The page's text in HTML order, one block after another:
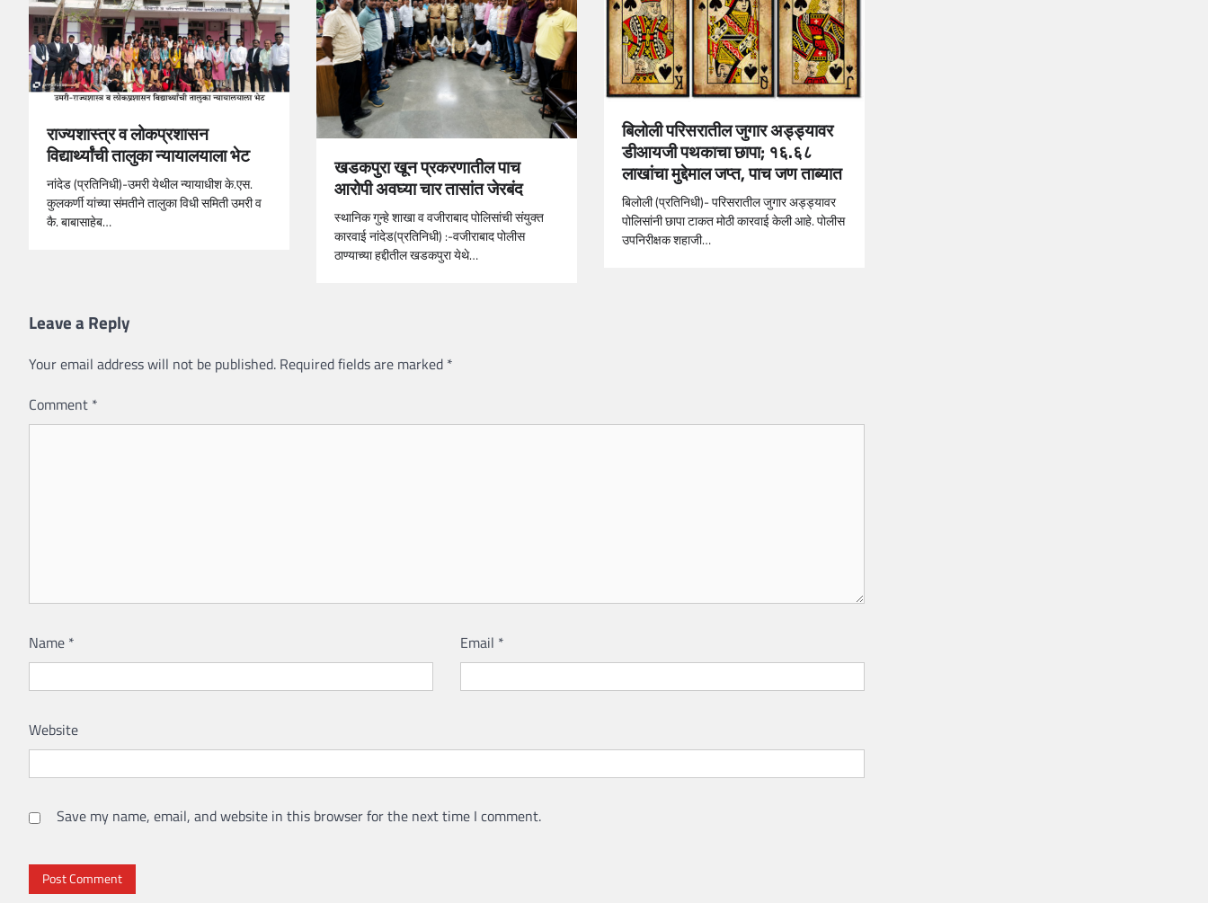
राज्यशास्त्र व लोकप्रशासन
विद्यार्थ्यांची तालुका न्यायालयाला भेट
नांदेड (प्रतिनिधी)-उमरी येथील न्यायाधीश के.एस.
कुलकर्णी यांच्या संमतीने तालुका विधी समिती उमरी व
कै. बाबासाहेब…
खडकपुरा खून प्रकरणातील पाच
आरोपी अवघ्या चार तासांत जेरबंद
स्थानिक गुन्हे शाखा व वजीराबाद पोलिसांची संयुक्त
कारवाई नांदेड(प्रतिनिधी) :-वजीराबाद पोलीस
ठाण्याच्या हद्दीतील खडकपुरा येथे…
बिलोली परिसरातील जुगार अड्ड्यावर
डीआयजी पथकाचा छापा; १६.६८
लाखांचा मुद्देमाल जप्त, पाच जण ताब्यात
बिलोली (प्रतिनिधी)- परिसरातील जुगार अड्ड्यावर
पोलिसांनी छापा टाकत मोठी कारवाई केली आहे. पोलीस
उपनिरीक्षक शहाजी…
Leave a Reply
Your email address will not be published. Required fields are marked *
Comment *
Name * Email *
Website
Save my name, email, and website in this browser for the next time I comment.